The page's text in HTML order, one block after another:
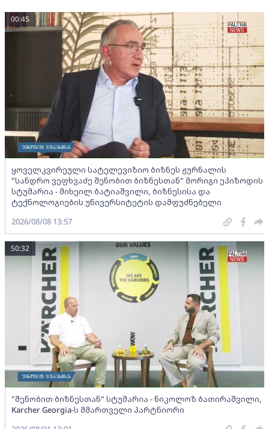
ყოველკვირეული სატელევიზიო ბიზნეს ჟურნალის
"სანდრო ვეფხვაძე შენობით ბიზნესთან" მორიგი ეპიზოდის
სტუმარია - მიხეილ ბატიაშვილი, ბიზნესისა და
ტექნოლოგიების უნივერსიტეტის დამფუძნებელი
00:45
2026/08/08 13:57
"შენობით ბიზნესთან" სტუმარია - ნიკოლოზ ბათირაშვილი,
Karcher Georgia-ს მმართველი პარტნიორი
50:32